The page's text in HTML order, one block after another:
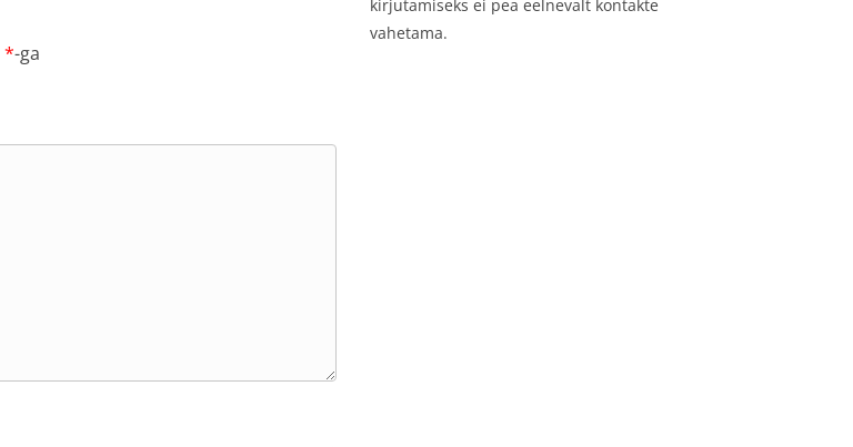
*-ga
kirjutamiseks ei pea eelnevalt kontakte
vahetama.